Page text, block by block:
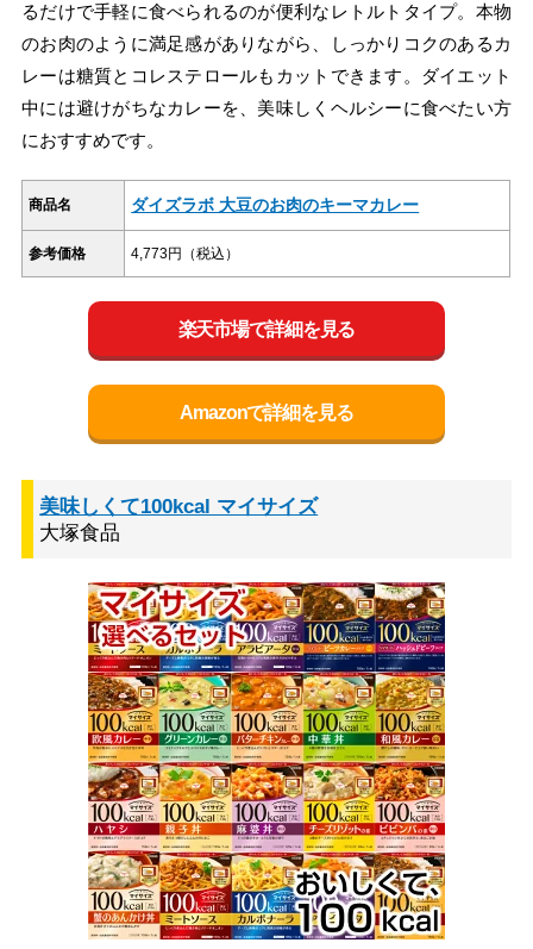
るだけで手軽に食べられるのが便利なレトルトタイプ。本物
のお肉のように満足感がありながら、しっかりコクのあるカ
レーは糖質とコレステロールもカットできます。ダイエット
中には避けがちなカレーを、美味しくヘルシーに食べたい方
におすすめです。
商品名 ダイズラボ 大豆のお肉のキーマカレー
参考価格 4,773円（税込）
楽天市場で詳細を見る
Amazonで詳細を見る
美味しくて100kcal マイサイズ
大塚食品